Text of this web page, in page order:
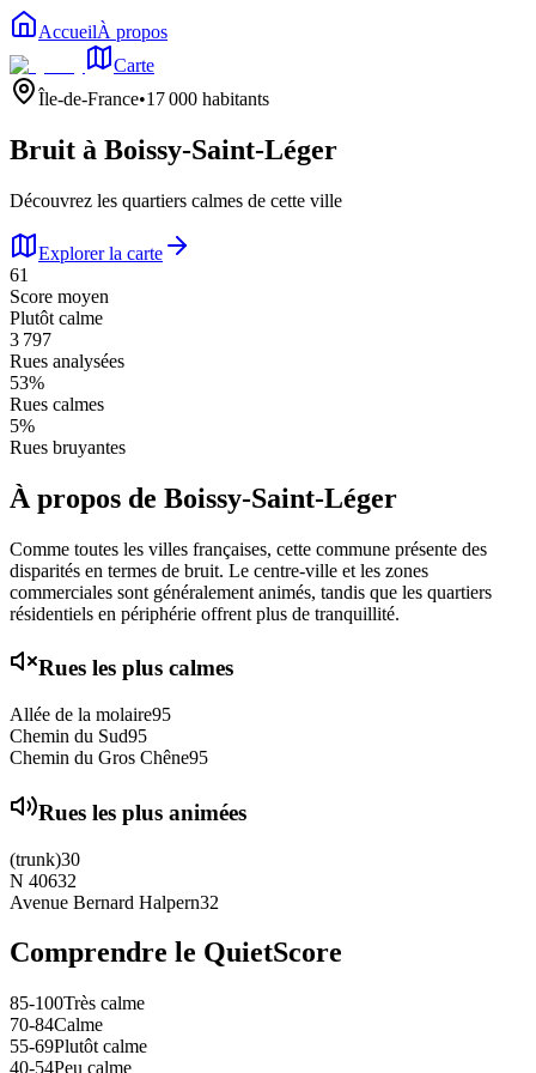
AccueilÀ propos
Carte
Île-de-France•17 000 habitants
Bruit à Boissy-Saint-Léger
Découvrez les quartiers calmes de cette ville
Explorer la carte
61
Score moyen
Plutôt calme
3 797
Rues analysées
53%
Rues calmes
5%
Rues bruyantes
À propos de Boissy-Saint-Léger
Comme toutes les villes françaises, cette commune présente des
disparités en termes de bruit. Le centre-ville et les zones
commerciales sont généralement animés, tandis que les quartiers
résidentiels en périphérie offrent plus de tranquillité.
Rues les plus calmes
Allée de la molaire95
Chemin du Sud95
Chemin du Gros Chêne95
Rues les plus animées
(trunk)30
N 40632
Avenue Bernard Halpern32
Comprendre le QuietScore
85-100Très calme
70-84Calme
55-69Plutôt calme
40-54Peu calme